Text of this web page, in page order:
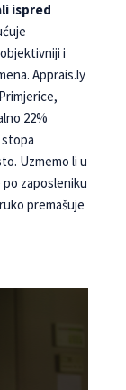
ispred
i
Apprais.ly
22%
Uzmemo li u
zaposleniku
pre­mašuje